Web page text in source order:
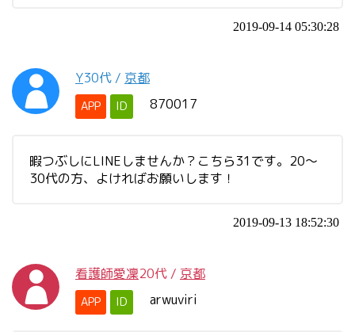
2019-09-14 05:30:28
Y30代 / 京都
APP ID 870017
暇つぶしにLINEしませんか？こちら31です。20〜
30代の方、よければお願いします！
2019-09-13 18:52:30
看護師愛凜20代 / 京都
APP ID arwuviri